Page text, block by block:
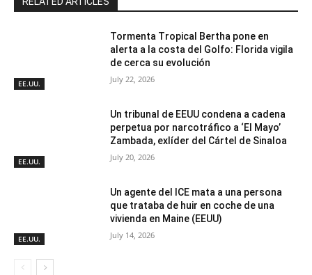
EE.UU.
Tormenta Tropical Bertha pone en
alerta a la costa del Golfo: Florida vigila
de cerca su evolución
July 22, 2026
EE.UU.
Un tribunal de EEUU condena a cadena
perpetua por narcotráfico a ‘El Mayo’
Zambada, exlíder del Cártel de Sinaloa
July 20, 2026
EE.UU.
Un agente del ICE mata a una persona
que trataba de huir en coche de una
vivienda en Maine (EEUU)
July 14, 2026